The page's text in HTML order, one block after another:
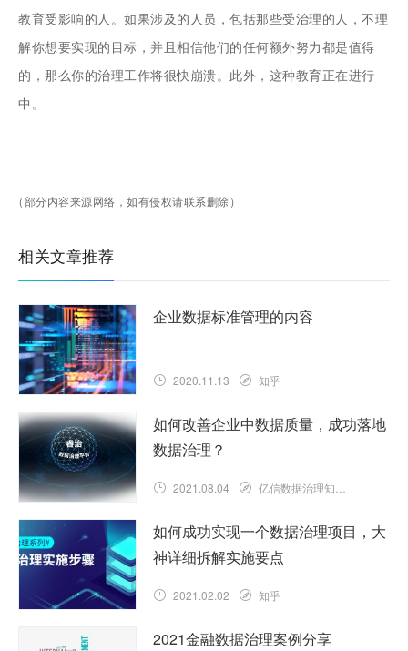
教育受影响的人。如果涉及的人员，包括那些受治理的人，不理
解你想要实现的目标，并且相信他们的任何额外努力都是值得
的，那么你的治理工作将很快崩溃。此外，这种教育正在进行
中。
（部分内容来源网络，如有侵权请联系删除）
相关文章推荐
企业数据标准管理的内容
2020.11.13 知乎
如何改善企业中数据质量，成功落地
数据治理？
2021.08.04 亿信数据治理知识库
如何成功实现一个数据治理项目，大
神详细拆解实施要点
2021.02.02 知乎
2021金融数据治理案例分享